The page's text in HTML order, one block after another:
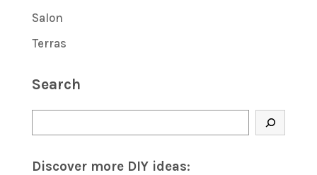
Salon
Terras
Search
Discover more DIY ideas: